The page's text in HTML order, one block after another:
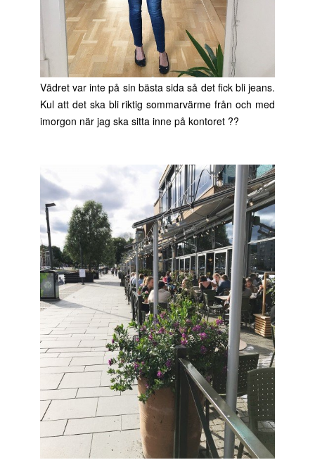
Vädret var inte på sin bästa sida så det fick bli jeans.
Kul att det ska bli riktig sommarvärme från och med
imorgon när jag ska sitta inne på kontoret ??